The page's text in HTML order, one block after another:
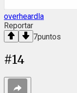
overheardla
Reportar
7puntos
#14